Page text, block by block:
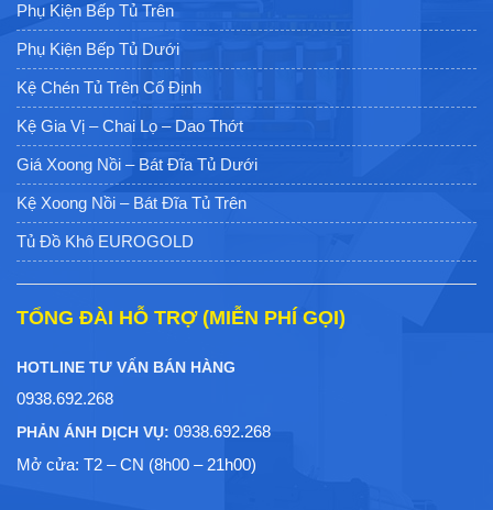
Phụ Kiện Bếp Tủ Trên
Phụ Kiện Bếp Tủ Dưới
Kệ Chén Tủ Trên Cố Định
Kệ Gia Vị – Chai Lọ – Dao Thớt
Giá Xoong Nồi – Bát Đĩa Tủ Dưới
Kệ Xoong Nồi – Bát Đĩa Tủ Trên
Tủ Đồ Khô EUROGOLD
TỔNG ĐÀI HỖ TRỢ (MIỄN PHÍ GỌI)
HOTLINE TƯ VẤN BÁN HÀNG
0938.692.268
PHẢN ÁNH DỊCH VỤ: 0938.692.268
Mở cửa: T2 – CN (8h00 – 21h00)